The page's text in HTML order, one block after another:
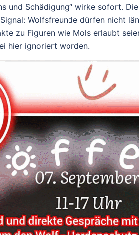
und Schädigung“ wirke sofort.
Wolfsfreunde dürfen nicht
zu Figuren wie Mols erlaubt
hier ignoriert worden.